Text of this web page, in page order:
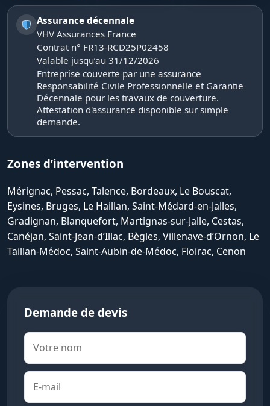
Assurance décennale
VHV Assurances France
Contrat n° FR13-RCD25P02458
Valable jusqu’au 31/12/2026
Entreprise couverte par une assurance
Responsabilité Civile Professionnelle et Garantie
Décennale pour les travaux de couverture.
Attestation d'assurance disponible sur simple
demande.
Zones d’intervention
Mérignac, Pessac, Talence, Bordeaux, Le Bouscat,
Eysines, Bruges, Le Haillan, Saint-Médard-en-Jalles,
Gradignan, Blanquefort, Martignas-sur-Jalle, Cestas,
Canéjan, Saint-Jean-d’Illac, Bègles, Villenave-d’Ornon, Le
Taillan-Médoc, Saint-Aubin-de-Médoc, Floirac, Cenon
Demande de devis